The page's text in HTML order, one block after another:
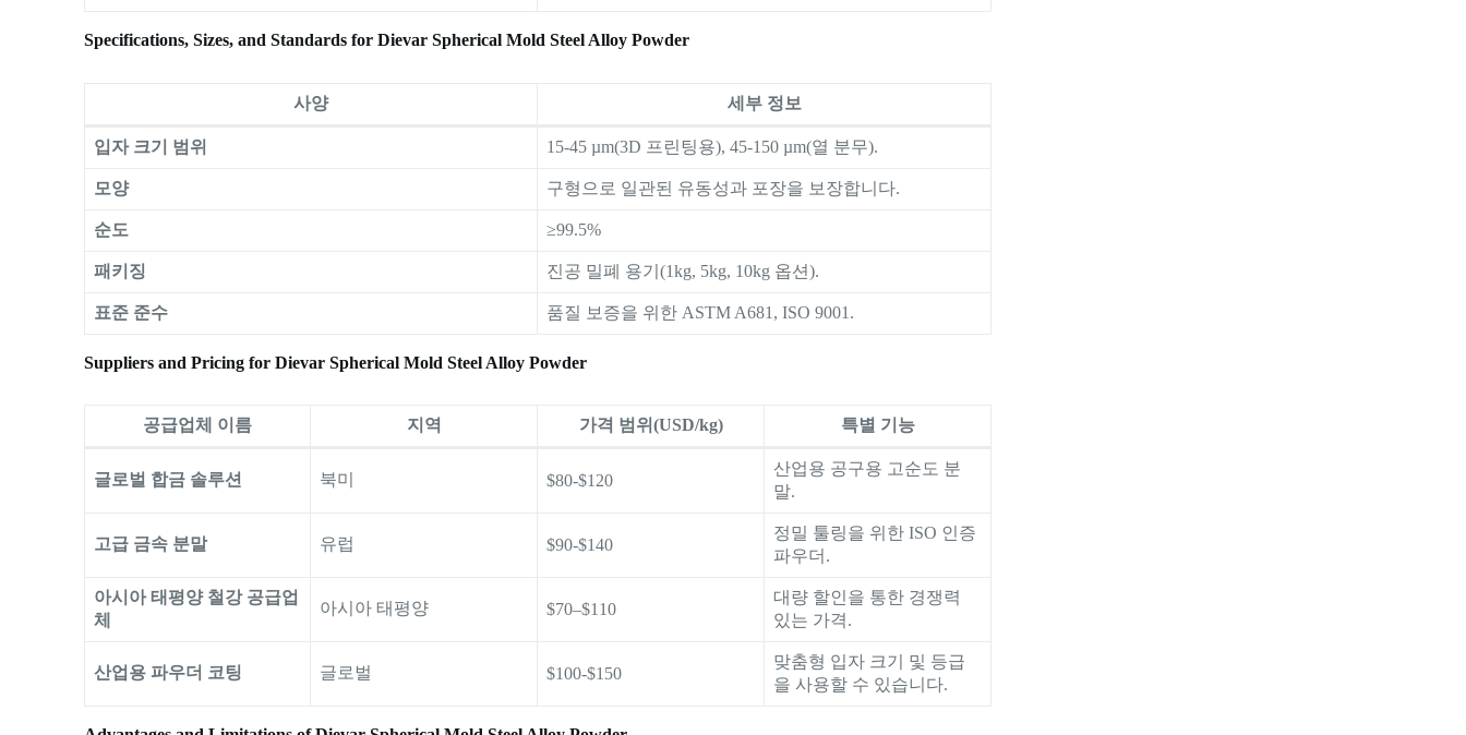
Specifications, Sizes, and Standards for Dievar Spherical Mold Steel Alloy Powder
사양 세부 정보
입자 크기 범위 15-45 µm(3D 프린팅용), 45-150 µm(열 분무).
모양 구형으로 일관된 유동성과 포장을 보장합니다.
순도 ≥99.5%
패키징 진공 밀폐 용기(1kg, 5kg, 10kg 옵션).
표준 준수 품질 보증을 위한 ASTM A681, ISO 9001.
Suppliers and Pricing for Dievar Spherical Mold Steel Alloy Powder
공급업체 이름 지역 가격 범위(USD/kg) 특별 기능
글로벌 합금 솔루션 북미 $80-$120
산업용 공구용 고순도 분
말.
고급 금속 분말 유럽 $90-$140
정밀 툴링을 위한 ISO 인증
파우더.
아시아 태평양 철강 공급업
체
아시아 태평양 $70–$110
대량 할인을 통한 경쟁력
있는 가격.
산업용 파우더 코팅 글로벌 $100-$150
맞춤형 입자 크기 및 등급
을 사용할 수 있습니다.